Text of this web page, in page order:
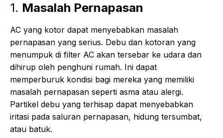
1. Masalah Pernapasan
AC yang kotor dapat menyebabkan masalah
pernapasan yang serius. Debu dan kotoran yang
menumpuk di filter AC akan tersebar ke udara dan
dihirup oleh penghuni rumah. Ini dapat
memperburuk kondisi bagi mereka yang memiliki
masalah pernapasan seperti asma atau alergi.
Partikel debu yang terhisap dapat menyebabkan
iritasi pada saluran pernapasan, hidung tersumbat,
atau batuk.